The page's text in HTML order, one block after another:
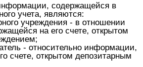
содержащейся в
учета, являются:
учреждения - в отношении
на его счете, открытом
- относительно информации,
счете, открытом депозитарным